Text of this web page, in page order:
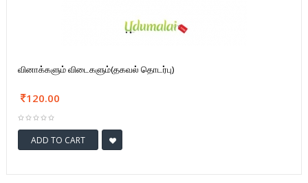
வினாக்களும் விடைகளும்(தகவல் தொடர்பு)
120.00
ADD TO CART